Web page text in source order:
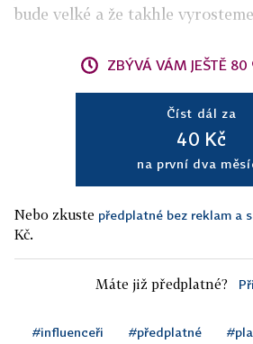
bude velké a že takhle
ZBÝVÁ VÁM JEŠTĚ 80
Číst dál za
40 Kč
na první dva
Nebo zkuste předplatné bez reklam a
Kč.
Máte již předplatné?
#influenceři #předplatné